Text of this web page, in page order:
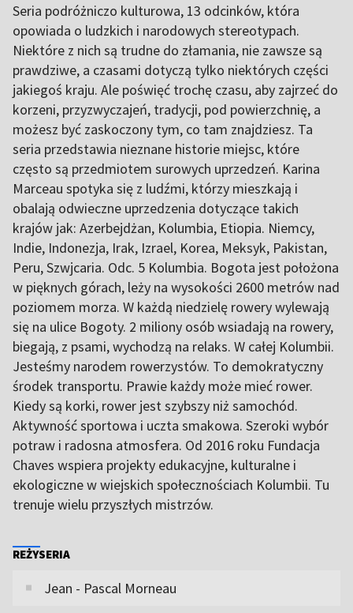
Seria podróżniczo kulturowa, 13 odcinków, która
opowiada o ludzkich i narodowych stereotypach.
Niektóre z nich są trudne do złamania, nie zawsze są
prawdziwe, a czasami dotyczą tylko niektórych części
jakiegoś kraju. Ale poświęć trochę czasu, aby zajrzeć do
korzeni, przyzwyczajeń, tradycji, pod powierzchnię, a
możesz być zaskoczony tym, co tam znajdziesz. Ta
seria przedstawia nieznane historie miejsc, które
często są przedmiotem surowych uprzedzeń. Karina
Marceau spotyka się z ludźmi, którzy mieszkają i
obalają odwieczne uprzedzenia dotyczące takich
krajów jak: Azerbejdżan, Kolumbia, Etiopia. Niemcy,
Indie, Indonezja, Irak, Izrael, Korea, Meksyk, Pakistan,
Peru, Szwjcaria. Odc. 5 Kolumbia. Bogota jest położona
w pięknych górach, leży na wysokości 2600 metrów nad
poziomem morza. W każdą niedzielę rowery wylewają
się na ulice Bogoty. 2 miliony osób wsiadają na rowery,
biegają, z psami, wychodzą na relaks. W całej Kolumbii.
Jesteśmy narodem rowerzystów. To demokratyczny
środek transportu. Prawie każdy może mieć rower.
Kiedy są korki, rower jest szybszy niż samochód.
Aktywność sportowa i uczta smakowa. Szeroki wybór
potraw i radosna atmosfera. Od 2016 roku Fundacja
Chaves wspiera projekty edukacyjne, kulturalne i
ekologiczne w wiejskich społecznościach Kolumbii. Tu
trenuje wielu przyszłych mistrzów.
REŻYSERIA
Jean - Pascal Morneau